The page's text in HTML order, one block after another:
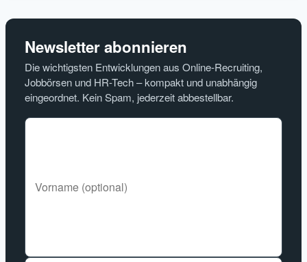
Newsletter abonnieren
Die wichtigsten Entwicklungen aus Online-Recruiting,
Jobbörsen und HR-Tech – kompakt und unabhängig
eingeordnet. Kein Spam, jederzeit abbestellbar.